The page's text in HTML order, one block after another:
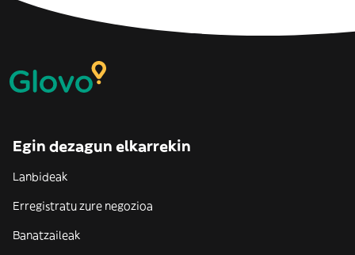
Egin dezagun elkarrekin
Lanbideak
Erregistratu zure negozioa
Banatzaileak